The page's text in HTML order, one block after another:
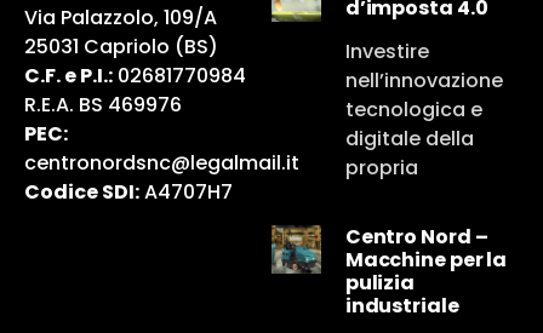
Via Palazzolo, 109/A
25031 Capriolo (BS)
C.F. e P.I.: 02681770984
R.E.A. BS 469976
PEC:
centronordsnc@legalmail.it
Codice SDI:A4707H7
d’imposta 4.0
Investire
nell’innovazione
tecnologica e
digitale della
propria
Centro Nord –
Macchine per la
pulizia
industriale